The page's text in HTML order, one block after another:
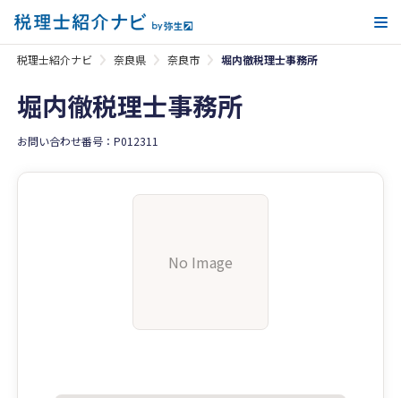
税理士紹介ナビ 奈良県 奈良市 堀内徹税理士事務所
堀内徹税理士事務所
お問い合わせ番号：P012311
No Image